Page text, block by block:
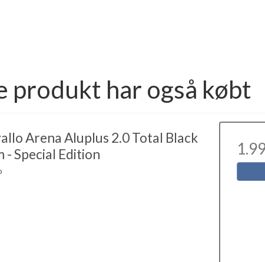
produkt har også købt
Arena Aluplus 2.0 Total Black
- Special Edition